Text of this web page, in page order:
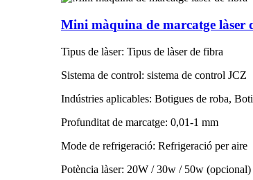
Mini màquina de marcatge làser
Tipus de làser: Tipus de làser de fibra
Sistema de control: sistema de control JCZ
Indústries aplicables: Botigues de roba,
Profunditat de marcatge: 0,01-1 mm
Mode de refrigeració: Refrigeració per aire
Potència làser: 20W / 30w / 50w (opcional)